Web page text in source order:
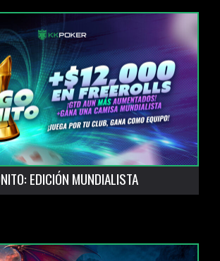
EDICIÓN MUNDIALISTA